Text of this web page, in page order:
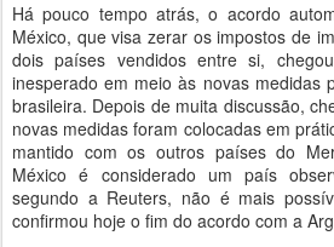
Há pouco tempo atrás, o acordo
México, que visa zerar os impostos de
dois países vendidos entre si,
inesperado em meio às novas medidas
brasileira. Depois de muita discussão,
novas medidas foram colocadas em
mantido com os outros países do
México é considerado um país
segundo a Reuters, não é mais
confirmou hoje o fim do acordo com a